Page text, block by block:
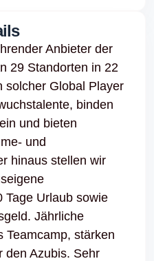
Anbieter der
29 Standorten in 22
Global Player
binden
und bieten
und
hinaus stellen wir
Tage Urlaub sowie
Jährliche
Teamcamp, stärken
den Azubis. Sehr